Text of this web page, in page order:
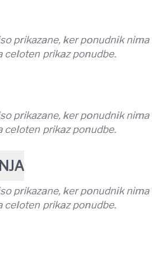
prikazane, ker ponudnik nima
celoten prikaz ponudbe.
prikazane, ker ponudnik nima
celoten prikaz ponudbe.
prikazane, ker ponudnik nima
celoten prikaz ponudbe.